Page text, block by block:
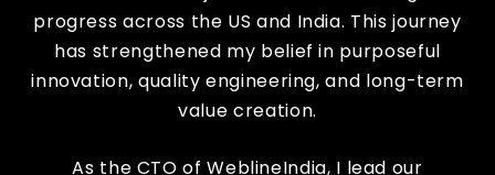
progress across the US and India. This journey
has strengthened my belief in purposeful
innovation, quality engineering, and long-term
value creation.
As the CTO of WeblineIndia, I lead our